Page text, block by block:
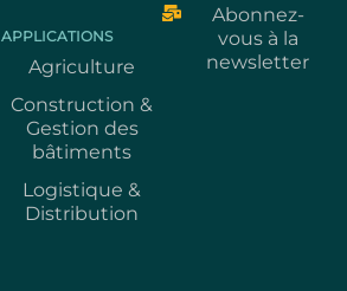
APPLICATIONS
Agriculture
Construction &
Gestion des
bâtiments
Logistique &
Distribution
Abonnez-
vous à la
newsletter